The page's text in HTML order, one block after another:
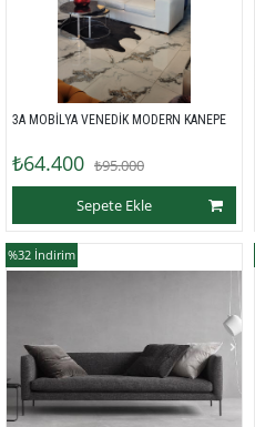
3A MOBİLYA VENEDİK MODERN KANEPE
₺64.400 ₺95.000
Sepete Ekle
%32 İndirim